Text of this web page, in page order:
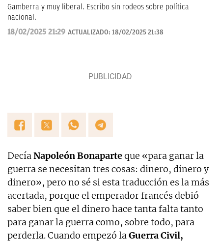
Gamberra y muy liberal. Escribo sin rodeos sobre política
nacional.
18/02/2025 21:29 ACTUALIZADO: 18/02/2025 21:38
DecíaNapoleón Bonaparteque «para ganar la
guerra se necesitan tres cosas: dinero, dinero y
dinero», pero no sé si esta traducción es la más
acertada, porque el emperador francés debió
saber bien que el dinero hace tanta falta tanto
para ganar la guerra como, sobre todo, para
perderla. Cuando empezó laGuerra Civil,